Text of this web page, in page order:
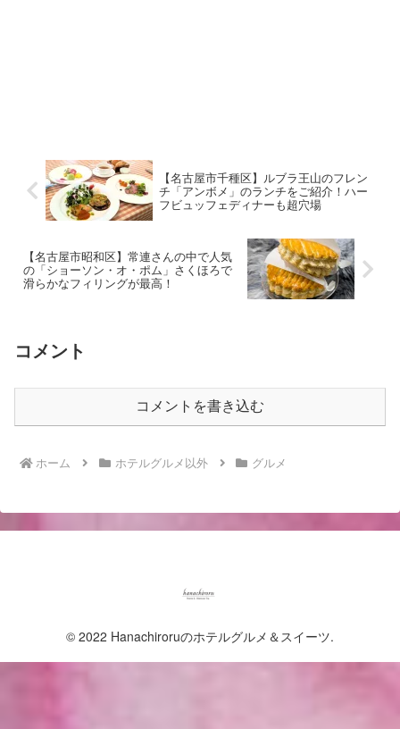
【名古屋市千種区】ルブラ王山のフレン
チ「アンボメ」のランチをご紹介！ハー
フビュッフェディナーも超穴場
【名古屋市昭和区】常連さんの中で人気
の「ショーソン・オ・ポム」さくほろで
滑らかなフィリングが最高！
コメント
コメントを書き込む
ホーム ホテルグルメ以外 グルメ
© 2022 Hanachiroruのホテルグルメ＆スイーツ.